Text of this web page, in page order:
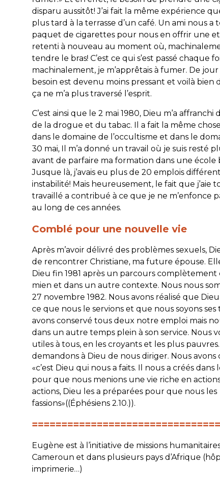
disparu aussitôt! J’ai fait la même expérience
plus tard à la terrasse d’un café. Un ami nous a
paquet de cigarettes pour nous en offrir une
retenti à nouveau au moment où,
tendre le bras! C’est ce qui s’est passé chaque
machinalement, je m’apprêtais à fumer. De
besoin est devenu moins pressant et voilà bien
ça ne m’a plus traversé l’esprit.
C’est ainsi que le 2 mai 1980, Dieu m’a affranchi
de la drogue et du tabac. Il a fait la même
dans le domaine de l’occultisme et dans le
30 mai, Il m’a donné un travail où je suis resté
avant de parfaire ma formation dans une école
Jusque là, j’avais eu plus de 20 emplois
instabilité! Mais heureusement, le fait que j’aie
travaillé a contribué à ce que je ne m’enfonce
au long de ces années.
Comblé pour une nouvelle vie
Après m’avoir délivré des problèmes sexuels,
de rencontrer Christiane, ma future épouse.
Dieu fin 1981 après un parcours
mien et dans un autre contexte. Nous nous
27 novembre 1982. Nous avons réalisé que
ce que nous le servions et que nous soyons
avons conservé tous deux notre emploi mais
dans un autre temps plein à son service. Nous
utiles à tous, en les croyants et les plus
demandons à Dieu de nous diriger. Nous avons
«c’est Dieu qui nous a faits. Il nous a créés dans
pour que nous menions une vie riche en
actions, Dieu les a préparées pour que nous les
fassions»((Éphésiens 2.10.)).
Eugène est à l’initiative de missions
Cameroun et dans plusieurs pays d’Afrique
imprimerie…)